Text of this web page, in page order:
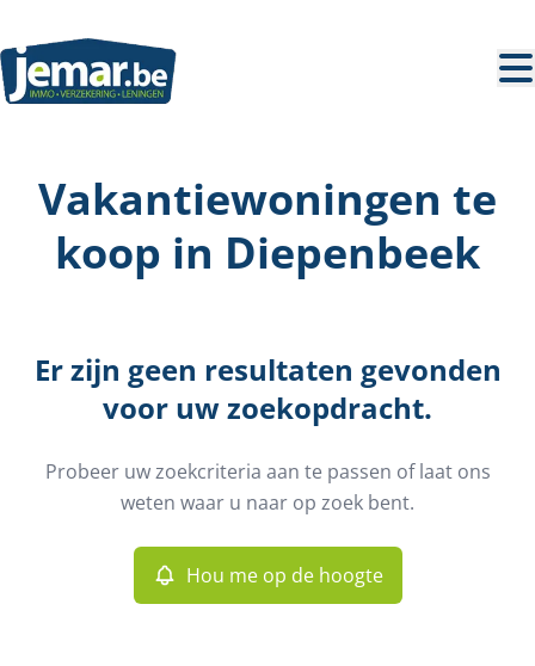
Vakantiewoningen te
koop in Diepenbeek
Er zijn geen resultaten gevonden
voor uw zoekopdracht.
Probeer uw zoekcriteria aan te passen of laat ons
weten waar u naar op zoek bent.
Hou me op de hoogte